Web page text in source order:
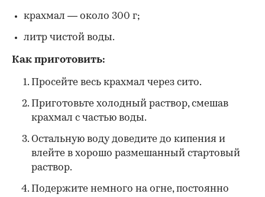
крахмал — около 300 г;
литр чистой воды.
Как приготовить:
Просейте весь крахмал через сито.
Приготовьте холодный раствор, смешав
крахмал с частью воды.
Остальную воду доведите до кипения и
влейте в хорошо размешанный стартовый
раствор.
Подержите немного на огне, постоянно